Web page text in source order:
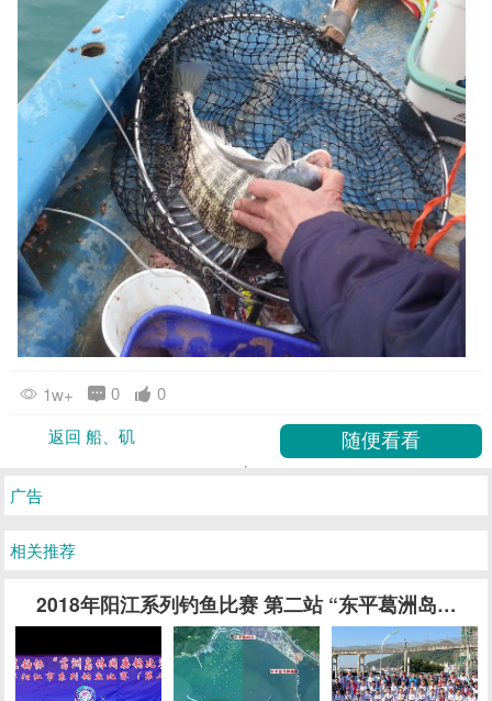
1w+ 0
0
返回 船、矶
广告
相关推荐
2018年阳江系列钓鱼比赛 第二站 “东平葛洲岛休闲